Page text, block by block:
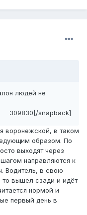
людей не
309830[/snapback]
воронежской, в таком
образом. По
выходят через
направляются к
Водитель, в свою
то вышел сзади и идёт
нормой и
первый день в